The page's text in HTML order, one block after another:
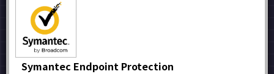
Symantec Endpoint Protection